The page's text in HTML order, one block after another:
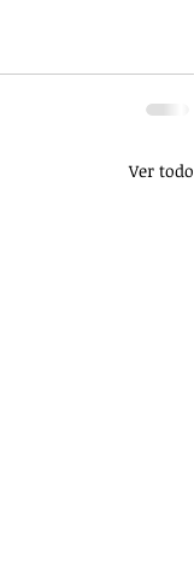
Ver todo